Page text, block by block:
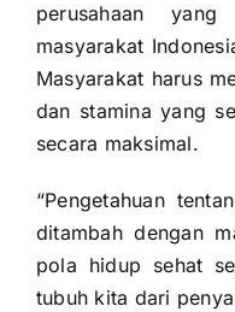
perusahaan
masyarakat
Masyarakat harus
dan stamina yang
secara maksimal.
“Pengetahuan
ditambah dengan
pola hidup sehat
tubuh kita dari